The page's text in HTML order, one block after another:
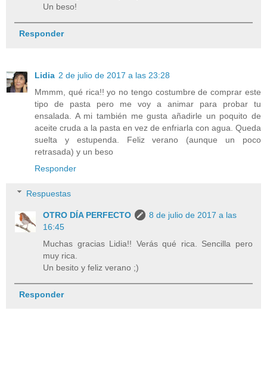
Un beso!
Responder
Lidia 2 de julio de 2017 a las 23:28
Mmmm, qué rica!! yo no tengo costumbre de comprar este
tipo de pasta pero me voy a animar para probar tu
ensalada. A mi también me gusta añadirle un poquito de
aceite cruda a la pasta en vez de enfriarla con agua. Queda
suelta y estupenda. Feliz verano (aunque un poco
retrasada) y un beso
Responder
Respuestas
OTRO DÍA PERFECTO
8 de julio de 2017 a las
16:45
Muchas gracias Lidia!! Verás qué rica. Sencilla pero
muy rica.
Un besito y feliz verano ;)
Responder